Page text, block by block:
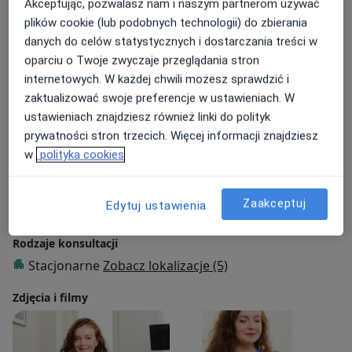
Otorynolaryngologia dziecięca
Główne obszary pomocy
Zapalenie ucha
Choroby laryngologiczne
Zapalenie zatok
Zapalenie gardła
Zapalenie migdałków
+50a11y_sr_more_diseases
Pacjenci których przyjmuję
Dzieci w wieku od 10 lat (Tylko pod niektórymi
Rodzaje konsultacji
Stacjonarne Zobacz lokalizacje (5)
Zdjęcia i filmy
Akceptując, pozwalasz nam i naszym partnerom używać
plików cookie (lub podobnych technologii) do zbierania
danych do celów statystycznych i dostarczania treści w
oparciu o Twoje zwyczaje przeglądania stron
internetowych. W każdej chwili możesz sprawdzić i
zaktualizować swoje preferencje w ustawieniach. W
ustawieniach znajdziesz również linki do polityk
prywatności stron trzecich. Więcej informacji znajdziesz
w polityka cookies
Edytuj ustawienia Zaakceptuj